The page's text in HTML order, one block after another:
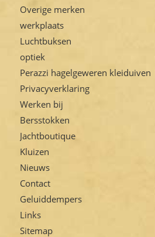
Overige merken
werkplaats
Luchtbuksen
optiek
Perazzi hagelgeweren kleiduiven
Privacyverklaring
Werken bij
Bersstokken
Jachtboutique
Kluizen
Nieuws
Contact
Geluiddempers
Links
Sitemap